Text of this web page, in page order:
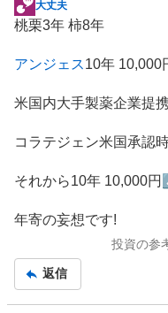
掲
示
記
大丈夫
桃栗3年 柿8年
アンジェス10年 10,000
米国内大手製薬企業提
コラテジェン米国承認
それから10年 10,000
年寄の妄想です!
投資の参
返信